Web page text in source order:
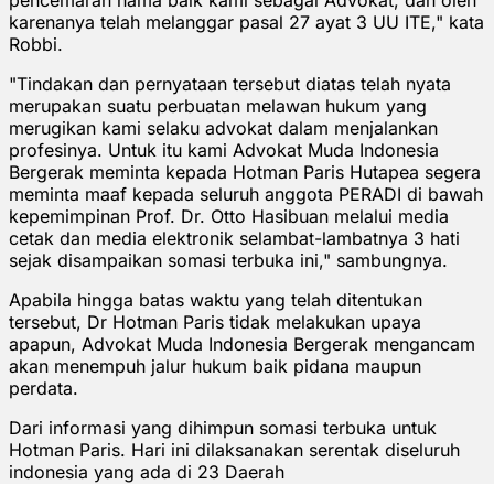
karenanya telah melanggar pasal 27 ayat 3 UU ITE," kata
Robbi.
"Tindakan dan pernyataan tersebut diatas telah nyata
merupakan suatu perbuatan melawan hukum yang
merugikan kami selaku advokat dalam menjalankan
profesinya. Untuk itu kami Advokat Muda Indonesia
Bergerak meminta kepada Hotman Paris Hutapea segera
meminta maaf kepada seluruh anggota PERADI di bawah
kepemimpinan Prof. Dr. Otto Hasibuan melalui media
cetak dan media elektronik selambat-lambatnya 3 hati
sejak disampaikan somasi terbuka ini," sambungnya.
Apabila hingga batas waktu yang telah ditentukan
tersebut, Dr Hotman Paris tidak melakukan upaya
apapun, Advokat Muda Indonesia Bergerak mengancam
akan menempuh jalur hukum baik pidana maupun
perdata.
Dari informasi yang dihimpun somasi terbuka untuk
Hotman Paris. Hari ini dilaksanakan serentak diseluruh
indonesia yang ada di 23 Daerah